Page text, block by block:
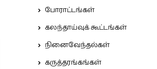
போராட்டங்கள்
கலந்தாய்வுக் கூட்டங்கள்
நினைவேந்தல்கள்
கருத்தரங்கங்கள்